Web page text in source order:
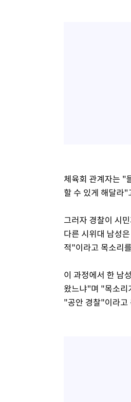
체육회 관계자는 "
할 수 있게 해달라"
그러자 경찰이 시
다른 시위대 남성
적"이라고 목소리
이 과정에서 한 남
왔느냐"며 "목소리
"공안 경찰"이라고